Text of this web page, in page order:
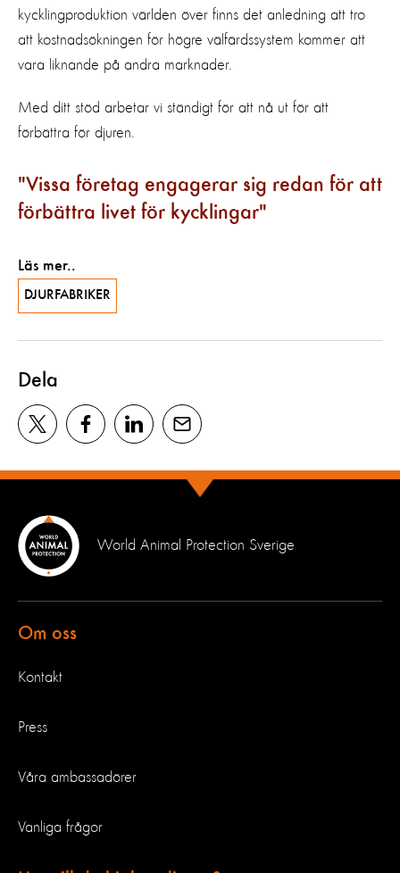
kycklingproduktion världen över finns det anledning att tro
att kostnadsökningen för högre välfärdssystem kommer att
vara liknande på andra marknader.
Med ditt stöd arbetar vi ständigt för att nå ut för att
förbättra för djuren.
Vissa företag engagerar sig redan för att
förbättra livet för kycklingar
Läs mer..
DJURFABRIKER
Dela
World Animal Protection Sverige
Om oss
Kontakt
Press
Våra ambassadörer
Vanliga frågor